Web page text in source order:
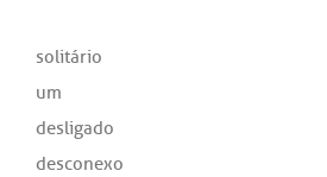
solitário
um
desligado
desconexo